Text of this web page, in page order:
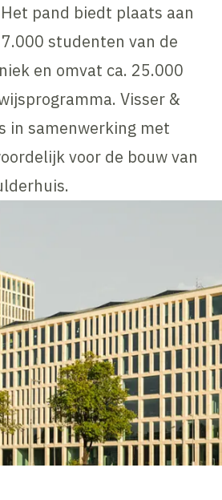
pand biedt plaats aan
studenten van de
en omvat ca. 25.000
Visser &
in samenwerking met
voor de bouw van